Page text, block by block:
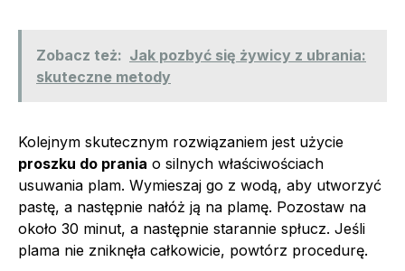
Zobacz też: Jak pozbyć się żywicy z ubrania:
skuteczne metody
Kolejnym skutecznym rozwiązaniem jest użycie
proszku do prania o silnych właściwościach
usuwania plam. Wymieszaj go z wodą, aby utworzyć
pastę, a następnie nałóż ją na plamę. Pozostaw na
około 30 minut, a następnie starannie spłucz. Jeśli
plama nie zniknęła całkowicie, powtórz procedurę.